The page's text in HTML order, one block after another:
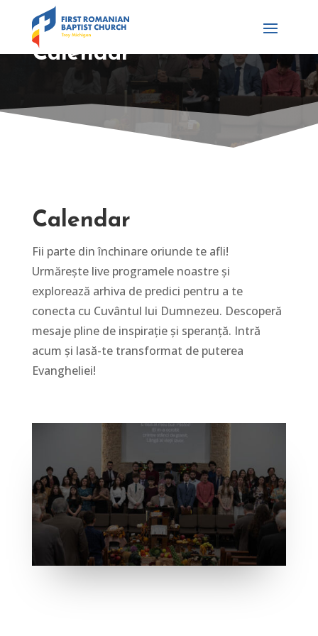
Calendar
Calendar
Fii parte din închinare oriunde te afli!
Urmărește live programele noastre și
explorează arhiva de predici pentru a te
conecta cu Cuvântul lui Dumnezeu. Descoperă
mesaje pline de inspirație și speranță. Intră
acum și lasă-te transformat de puterea
Evangheliei!